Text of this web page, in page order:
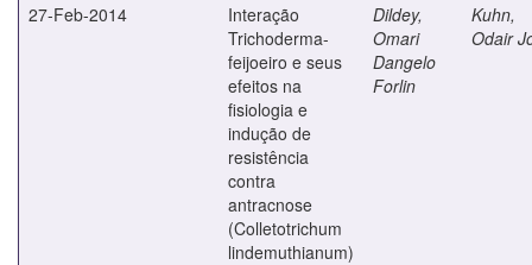
27-Feb-2014
Interação
Trichoderma-
feijoeiro e seus
efeitos na
fisiologia e
indução de
resistência
contra
antracnose
(Colletotrichum
lindemuthianum)
Dildey,
Omari
Dangelo
Forlin
Kuhn,
Odair